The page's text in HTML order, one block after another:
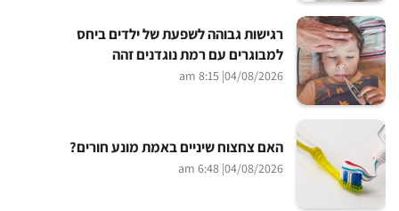
רגישות גבוהה לשפעת של ילדים ביחס
למבוגרים עם רמת נוגדנים זהה
04/08/2026
| 8:15 am
האם צחצוח שיניים באמת מונע חורים?
04/08/2026
| 6:48 am